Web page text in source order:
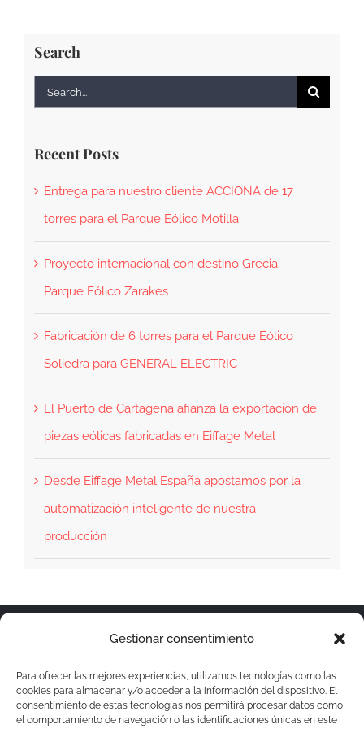
Gestionar consentimiento
Para ofrecer las mejores experiencias, utilizamos tecnologías como las
cookies para almacenar y/o acceder a la información del dispositivo. El
consentimiento de estas tecnologías nos permitirá procesar datos como
el comportamiento de navegación o las identificaciones únicas en este
Search
Search
Recent Posts
Entrega para nuestro cliente ACCIONA de 17
torres para el Parque Eólico Motilla
Proyecto internacional con destino Grecia:
Parque Eólico Zarakes
Fabricación de 6 torres para el Parque Eólico
Soliedra para GENERAL ELECTRIC
El Puerto de Cartagena afianza la exportación de
piezas eólicas fabricadas en Eiffage Metal
Desde Eiffage Metal España apostamos por la
automatización inteligente de nuestra
producción
© Copyright 2019 -2026 | Eiffage Metal by
|Privacy Policy|Cookies Policy
+34 967
484 380
CONTACT US